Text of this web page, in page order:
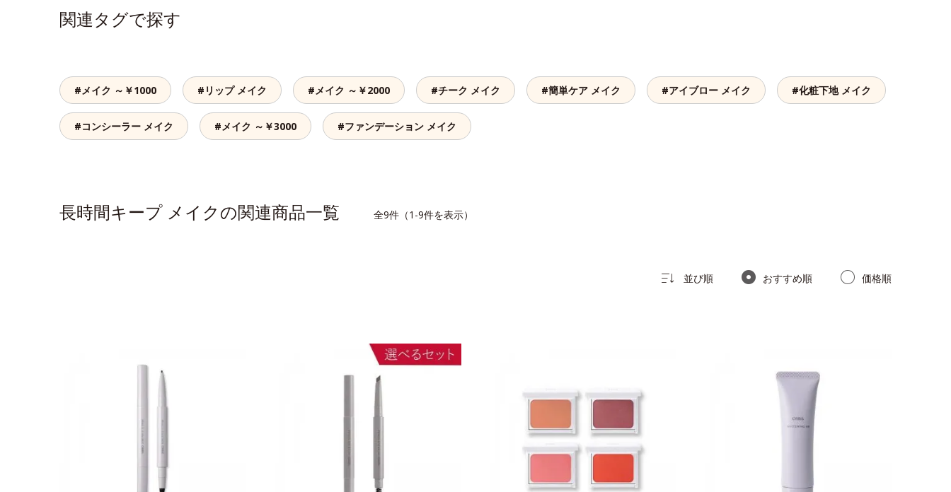
関連タグで探す
#メイク ～￥1000 #リップ メイク #メイク ～￥2000 #チーク メイク #簡単ケア メイク #アイブロー メイク #化粧下地 メイク
#コンシーラー メイク #メイク ～￥3000 #ファンデーション メイク
長時間キープ メイクの関連商品一覧 全9件（1-9件を表示）
並び順 おすすめ順 価格順